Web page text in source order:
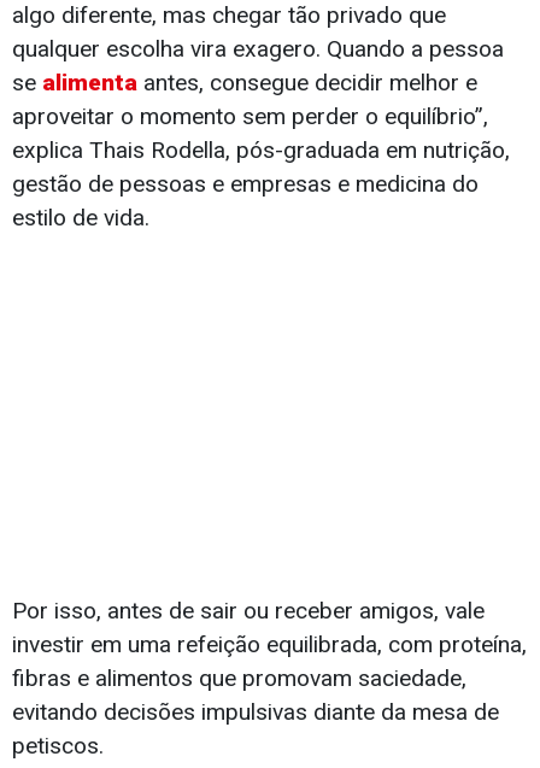
algo diferente, mas chegar tão privado que
qualquer escolha vira exagero. Quando a pessoa
se alimenta antes, consegue decidir melhor e
aproveitar o momento sem perder o equilíbrio”,
explica Thais Rodella, pós-graduada em nutrição,
gestão de pessoas e empresas e medicina do
estilo de vida.
Por isso, antes de sair ou receber amigos, vale
investir em uma refeição equilibrada, com proteína,
fibras e alimentos que promovam saciedade,
evitando decisões impulsivas diante da mesa de
petiscos.